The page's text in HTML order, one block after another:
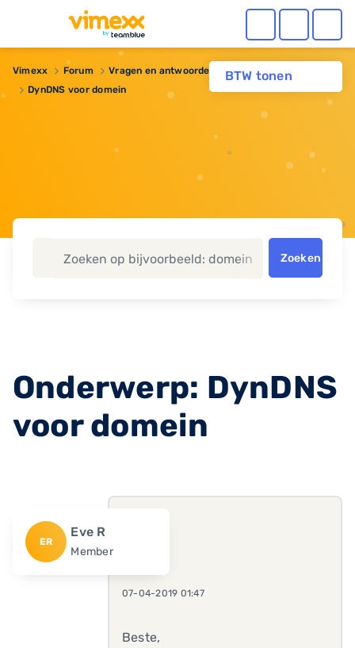
BTW tonen
Vimexx Forum Vragen en antwoorden
Domeinnaam
DynDNS voor domein
Zoeken
Onderwerp: DynDNS
voor domein
ER
Eve R
Member
07-04-2019 01:47
Beste,